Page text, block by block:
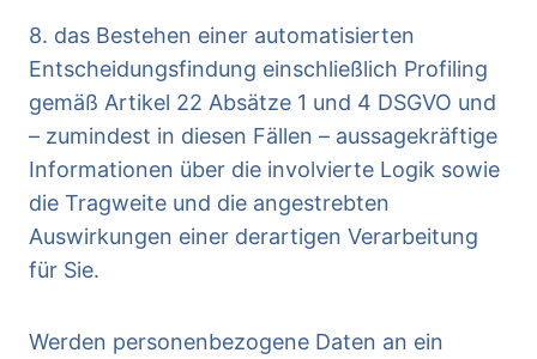
8. das Bestehen einer automatisierten
Entscheidungsfindung einschließlich Profiling
gemäß Artikel 22 Absätze 1 und 4 DSGVO und
– zumindest in diesen Fällen – aussagekräftige
Informationen über die involvierte Logik sowie
die Tragweite und die angestrebten
Auswirkungen einer derartigen Verarbeitung
für Sie.
Werden personenbezogene Daten an ein